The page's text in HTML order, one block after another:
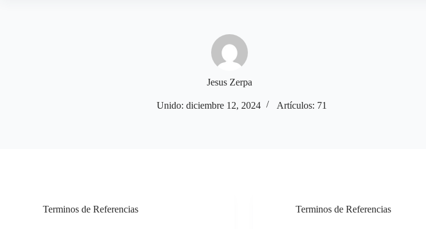
Jesus Zerpa
Unido: diciembre 12, 2024 Artículos: 71
Terminos de Referencias Terminos de Referencias